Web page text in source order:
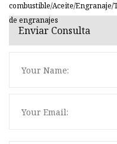
combustible/Aceite/
de engranajes
Enviar Consulta